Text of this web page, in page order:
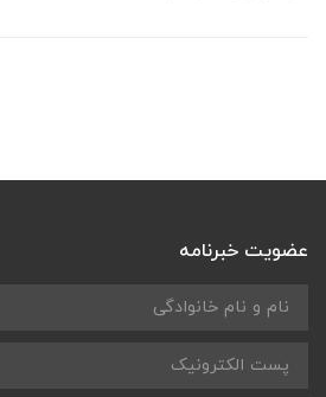
عضویت خبرنامه